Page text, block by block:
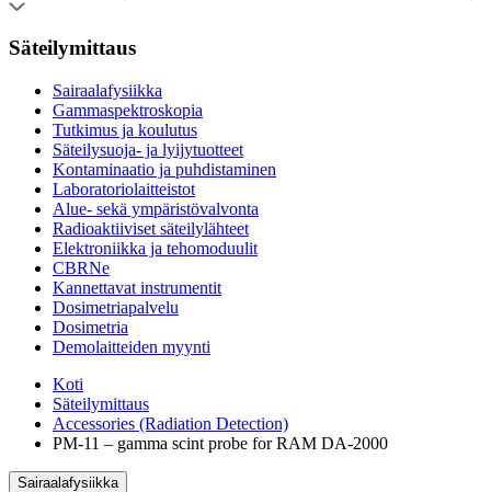
Säteilymittaus
Sairaalafysiikka
Gammaspektroskopia
Tutkimus ja koulutus
Säteilysuoja- ja lyijytuotteet
Kontaminaatio ja puhdistaminen
Laboratoriolaitteistot
Alue- sekä ympäristövalvonta
Radioaktiiviset säteilylähteet
Elektroniikka ja tehomoduulit
CBRNe
Kannettavat instrumentit
Dosimetriapalvelu
Dosimetria
Demolaitteiden myynti
Koti
Säteilymittaus
Accessories (Radiation Detection)
PM-11 – gamma scint probe for RAM DA-2000
Sairaalafysiikka